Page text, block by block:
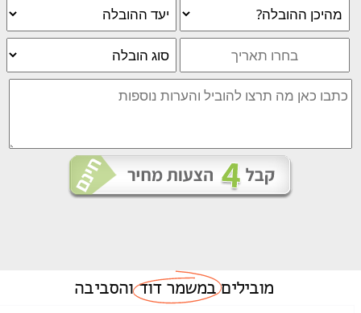
מוביליםבמשמר דודוהסביבה